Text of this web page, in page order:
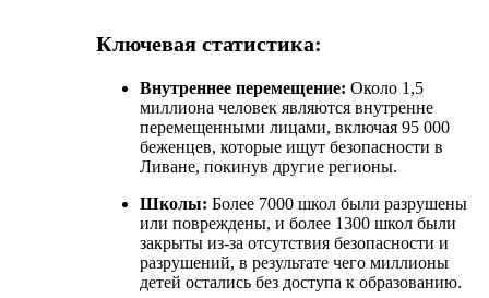
Ключевая статистика:
Внутреннее перемещение: Около 1,5
миллиона человек являются внутренне
перемещенными лицами, включая 95 000
беженцев, которые ищут безопасности в
Ливане, покинув другие регионы.
Школы: Более 7000 школ были разрушены
или повреждены, и более 1300 школ были
закрыты из-за отсутствия безопасности и
разрушений, в результате чего миллионы
детей остались без доступа к образованию.